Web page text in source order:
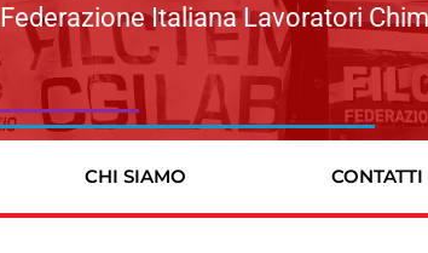
Federazione Italiana Lavoratori
CHI SIAMO CONTATTI